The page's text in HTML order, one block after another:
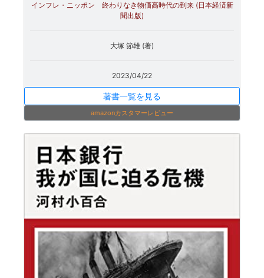
インフレ・ニッポン 終わりなき物価高時代の到来 (日本経済新
聞出版)
大塚 節雄 (著)
2023/04/22
著書一覧を見る
amazonカスタマーレビュー